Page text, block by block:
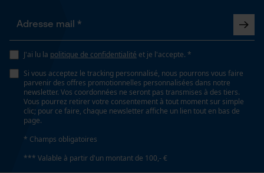
couleur unie
Active Fit
Type de poche
éclair, poche poitrine, poche Napoléon, poches
latérales, poches frontales, poches avant
J'ai lu la politique de confidentialité et je l'accepte. *
Si vous acceptez le tracking personnalisé, nous pourrons vous faire
parvenir des offres promotionnelles personnalisées dans notre
newsletter. Vos coordonnées ne seront pas transmises à des tiers.
Vous pourrez retirer votre consentement à tout moment sur simple
clic; pour ce faire, chaque newsletter affiche un lien tout en bas de
page.
* Champs obligatoires
*** Valable à partir d'un montant de 100,- €
Salutation personnelle
Géo-IP et détection des
Vidéos YouTube
Google Maps